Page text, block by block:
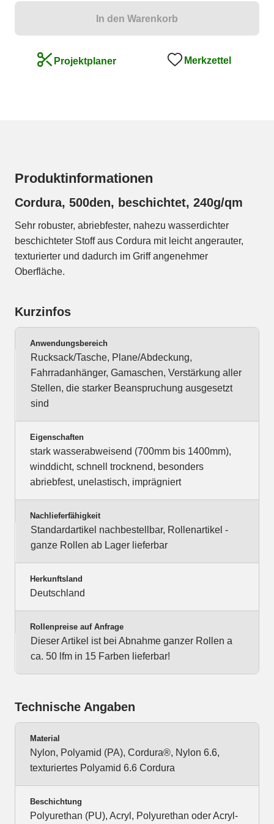
In den Warenkorb
Projektplaner Merkzettel
Produktinformationen
Cordura, 500den, beschichtet, 240g/qm
Sehr robuster, abriebfester, nahezu wasserdichter
beschichteter Stoff aus Cordura mit leicht angerauter,
texturierter und dadurch im Griff angenehmer
Oberfläche.
Kurzinfos
Anwendungsbereich
Rucksack/Tasche, Plane/Abdeckung,
Fahrradanhänger, Gamaschen, Verstärkung aller
Stellen, die starker Beanspruchung ausgesetzt
sind
Eigenschaften
stark wasserabweisend (700mm bis 1400mm),
winddicht, schnell trocknend, besonders
abriebfest, unelastisch, imprägniert
Nachlieferfähigkeit
Standardartikel nachbestellbar, Rollenartikel -
ganze Rollen ab Lager lieferbar
Herkunftsland
Deutschland
Rollenpreise auf Anfrage
Dieser Artikel ist bei Abnahme ganzer Rollen a
ca. 50 lfm in 15 Farben lieferbar!
Technische Angaben
Material
Nylon, Polyamid (PA), Cordura®, Nylon 6.6,
texturiertes Polyamid 6.6 Cordura
Beschichtung
Polyurethan (PU), Acryl, Polyurethan oder Acryl-